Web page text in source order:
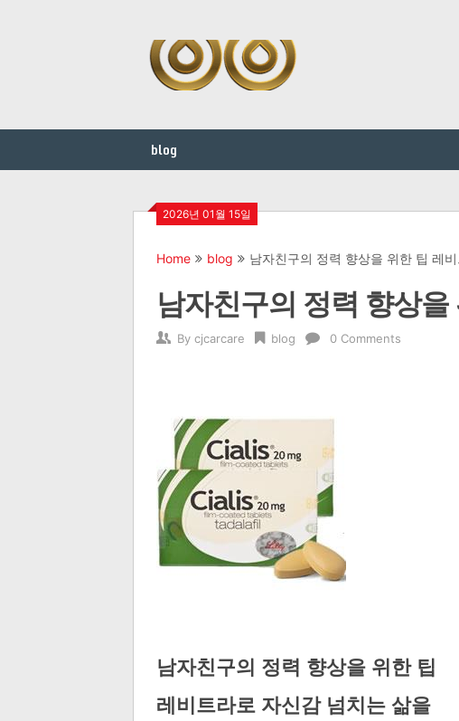
blog
2026년 01월 15일
Home blog 남자친구의 정력 향상을 위한 팁 레
남자친구의 정력 향상
By cjcarcare blog 0 Comments
남자친구의 정력 향상을 위한 팁
레비트라로 자신감 넘치는 삶을